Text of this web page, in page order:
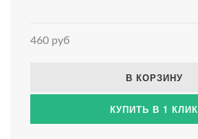
460 руб
В КОРЗИНУ
КУПИТЬ В 1 КЛИК